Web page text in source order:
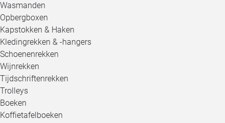
Wasmanden
Opbergboxen
Kapstokken & Haken
Kledingrekken & -hangers
Schoenenrekken
Wijnrekken
Tijdschriftenrekken
Trolleys
Boeken
Koffietafelboeken